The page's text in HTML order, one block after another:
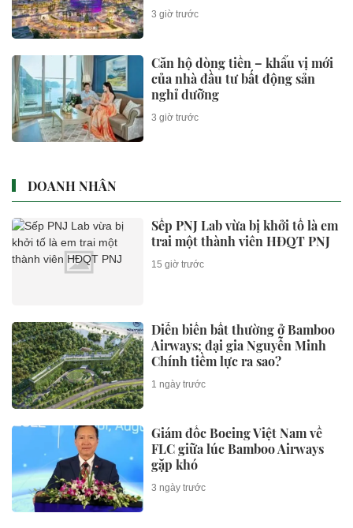
3 giờ trước
Căn hộ dòng tiền – khẩu vị mới
của nhà đầu tư bất động sản
nghỉ dưỡng
3 giờ trước
DOANH NHÂN
Sếp PNJ Lab vừa bị khởi tố là em
trai một thành viên HĐQT PNJ
15 giờ trước
Diễn biến bất thường ở Bamboo
Airways; đại gia Nguyễn Minh
Chính tiềm lực ra sao?
1 ngày trước
Giám đốc Boeing Việt Nam về
FLC giữa lúc Bamboo Airways
gặp khó
3 ngày trước